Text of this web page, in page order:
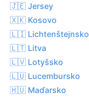
🇯🇪 Jersey
🇽🇰 Kosovo
🇱🇮 Lichtenštejnsko
🇱🇹 Litva
🇱🇻 Lotyšsko
🇱🇺 Lucembursko
🇭🇺 Maďarsko